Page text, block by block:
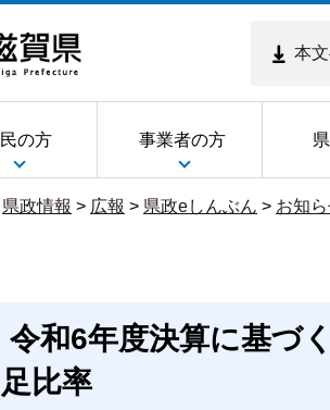
本
の方 事業者の方
県政情報 > 広報 > 県政eしんぶん > お知
令和6年度決算に基づ
足比率